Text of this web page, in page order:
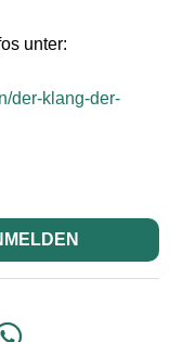
unter:
der-klang-der-